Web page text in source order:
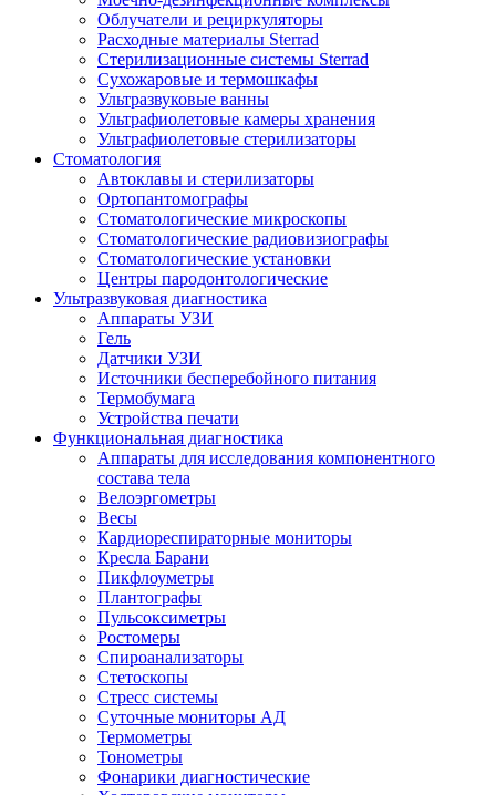
Облучатели и рециркуляторы
Расходные материалы Sterrad
Стерилизационные системы Sterrad
Сухожаровые и термошкафы
Ультразвуковые ванны
Ультрафиолетовые камеры хранения
Ультрафиолетовые стерилизаторы
Стоматология
Автоклавы и стерилизаторы
Ортопантомографы
Стоматологические микроскопы
Стоматологические радиовизиографы
Стоматологические установки
Центры пародонтологические
Ультразвуковая диагностика
Аппараты УЗИ
Гель
Датчики УЗИ
Источники бесперебойного питания
Термобумага
Устройства печати
Функциональная диагностика
Аппараты для исследования компонентного
состава тела
Велоэргометры
Весы
Кардиореспираторные мониторы
Кресла Барани
Пикфлоуметры
Плантографы
Пульсоксиметры
Ростомеры
Спироанализаторы
Стетоскопы
Стресс системы
Суточные мониторы АД
Термометры
Тонометры
Фонарики диагностические